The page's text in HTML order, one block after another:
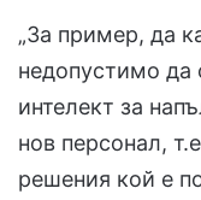
„За пример, да
недопустимо да
интелект за
нов персонал,
решения кой е